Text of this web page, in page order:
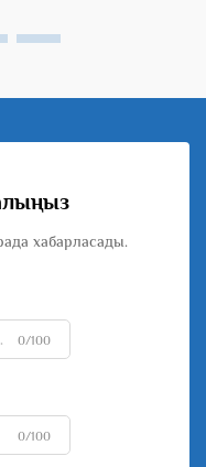
хабарласады.
0/100
0/100